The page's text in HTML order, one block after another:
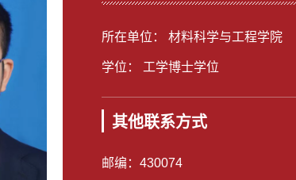
所在单位： 材料科学与工程学院
学位： 工学博士学位
其他联系方式
邮编： 430074